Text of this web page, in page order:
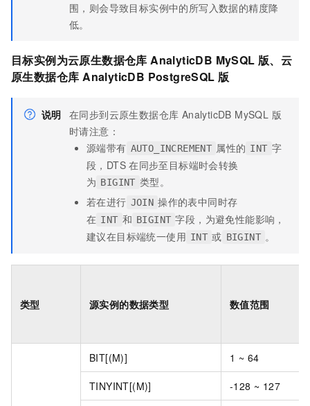
围，则会导致目标实例中的所写入数据的精度降
低。
目标实例为云原生数据仓库 AnalyticDB MySQL 版、云
原生数据仓库 AnalyticDB PostgreSQL 版
说明 在同步到云原生数据仓库 AnalyticDB MySQL 版
时请注意：
源端带有 AUTO_INCREMENT 属性的 INT 字
段，DTS 在同步至目标端时会转换
为 BIGINT 类型。
若在进行 JOIN 操作的表中同时存
在 INT 和 BIGINT 字段，为避免性能影响，
建议在目标端统一使用 INT 或 BIGINT 。
类型 源实例的数据类型 数值范围
BIT[(M)] 1 ~ 64
TINYINT[(M)] -128 ~ 127